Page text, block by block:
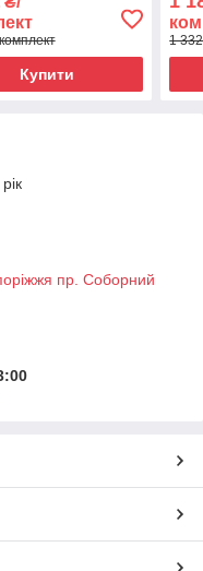
Купити
1
пр. Соборний